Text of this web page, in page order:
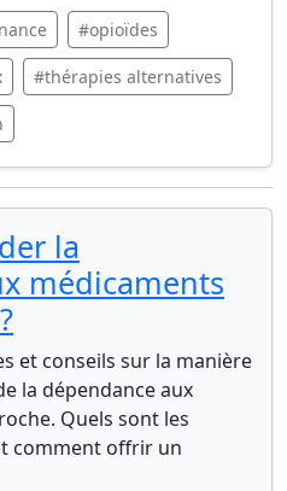
#opioïdes
#thérapies alternatives
la
médicaments
et conseils sur la manière
la dépendance aux
Quels sont les
comment offrir un